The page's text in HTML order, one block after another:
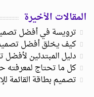
المقالات الأخيرة
ترويسة في أفضل
كيف يخلق أفضل
دليل المبتدئين
كل ما تحتاج لمعرفته
تصميم بطاقة القائمة